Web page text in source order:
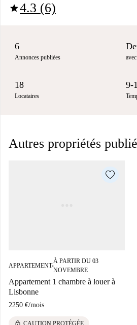
star4.3 (6)
6
Annonces publiées
18
Locataires
9-
Autres propriétés
APPARTEMENT■
À PARTIR DU 03
NOVEMBRE
Appartement 1 chambre à louer à
Lisbonne
2250 €/mois
CAUTION PROTÉGÉE